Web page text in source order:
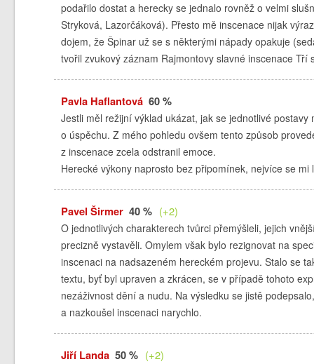
podařilo dostat a herecky se jednalo rovněž o velmi
Stryková, Lazorčáková). Přesto mě inscenace nijak
dojem, že Špinar už se s některými nápady opakuje
tvořil zvukový záznam Rajmontovy slavné inscenace Tří
Pavla Haflantová60 %
Jestli měl režijní výklad ukázat, jak se jednotlivé
o úspěchu. Z mého pohledu ovšem tento způsob
z inscenace zcela odstranil emoce.
Herecké výkony naprosto bez připomínek, nejvíce se
Pavel Širmer40 % (+2)
O jednotlivých charakterech tvůrci přemýšleli, jejich
precizně vystavěli. Omylem však bylo rezignovat na
inscenaci na nadsazeném hereckém projevu. Stalo se
textu, byť byl upraven a zkrácen, se v případě tohoto
nezáživnost dění a nudu. Na výsledku se jistě
a nazkoušel inscenaci narychlo.
Jiří Landa50 % (+2)